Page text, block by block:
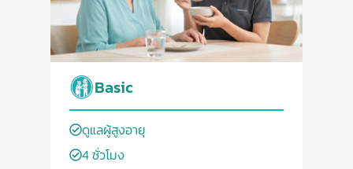
Basic
ดูแลผู้สูงอายุ
4 ชั่วโมง